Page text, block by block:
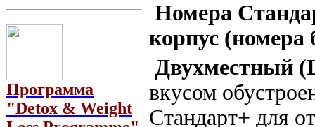
Программа
"Detox & Weight
Номера
корпус (номера
Двухместный
вкусом
Стандарт+ для